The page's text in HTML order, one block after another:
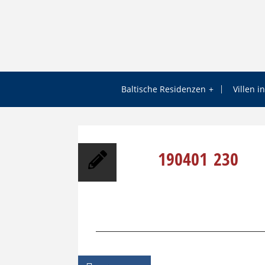
Baltische Residenzen Villen
190401_230